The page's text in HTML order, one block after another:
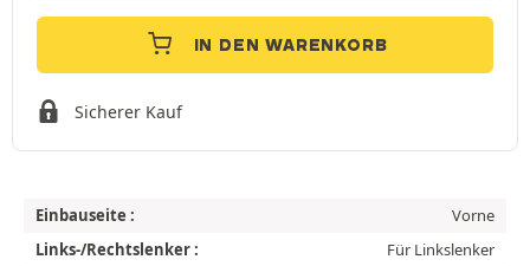
IN DEN WARENKORB
Sicherer Kauf
Einbauseite :
Vorne
Links-/Rechtslenker :
Für Linkslenker